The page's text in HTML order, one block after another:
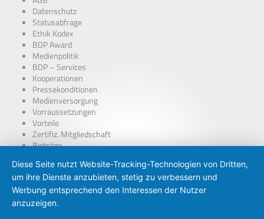
Datenschutz
Statusabfrage
Ethik Kodex
BDP Award
Medienpolitik
BDP – Services
Kooperationen
Pressekonditionen
Medienversorgung
Vorraussetzungen
Vorteile
Zertifiz. Mitgliedschaft
Beiträge
BDP – Presseausweis
Presse-PKW Schild
Zertifizierung
Diese Seite nutzt Website-Tracking-Technologien von Dritten,
um ihre Dienste anzubieten, stetig zu verbessern und
Werbung entsprechend den Interessen der Nutzer
anzuzeigen.